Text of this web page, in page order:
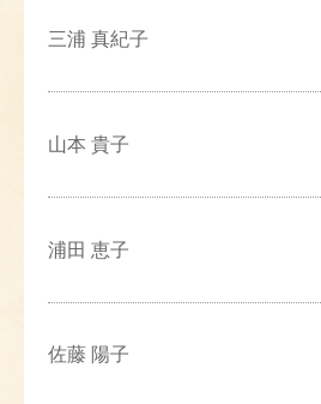
三浦 真紀子
山本 貴子
浦田 恵子
佐藤 陽子